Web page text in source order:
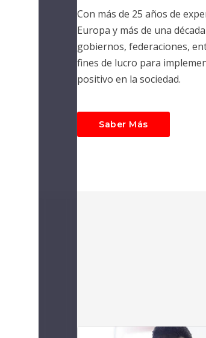
Con más de 25 años de
Europa y más de una
gobiernos, federaciones,
fines de lucro para
positivo en la sociedad.
Saber Más